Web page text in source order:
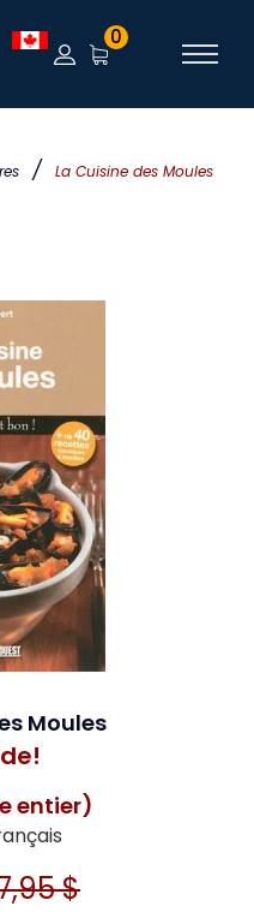
/ La Cuisine des Moules
0
Moules
entier)
$